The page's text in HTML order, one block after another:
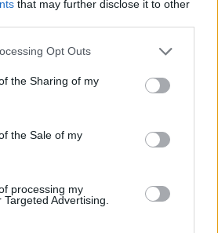
that may further disclose it to other
Opt Outs
the Sharing of my
the Sale of my
processing my
Advertising.
γιορτή για τα 90ά
της “Συμφωνίας